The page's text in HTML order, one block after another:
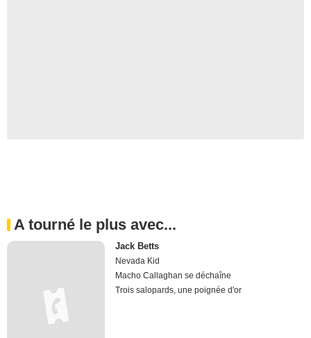
A tourné le plus avec...
Jack Betts
Nevada Kid
Macho Callaghan se déchaîne
Trois salopards, une poignée d'or